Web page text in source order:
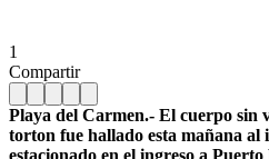
1
Compartir
Playa del Carmen.- El cuerpo sin
torton fue hallado esta mañana al
estacionado en el ingreso a